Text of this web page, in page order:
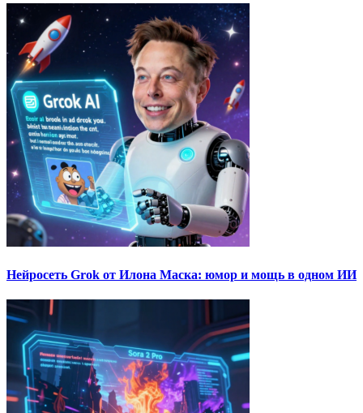
Нейросеть Grok от Илона Маска: юмор и мощь в одном ИИ